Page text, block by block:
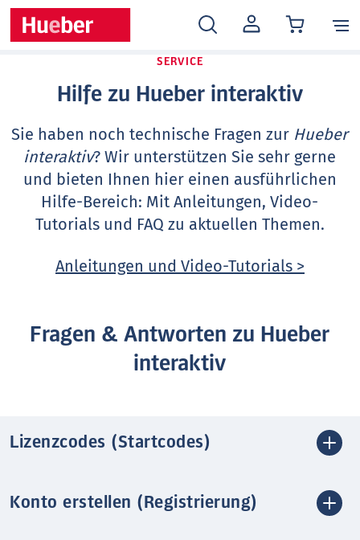
MEIN
KONTO
SERVICE
Hilfe zu Hueber interaktiv
Sie haben noch technische Fragen zur Hueber
interaktiv? Wir unterstützen Sie sehr gerne
und bieten Ihnen hier einen ausführlichen
Hilfe-Bereich: Mit Anleitungen, Video-
Tutorials und FAQ zu aktuellen Themen.
Anleitungen und Video-Tutorials >
Fragen & Antworten zu Hueber
interaktiv
Lizenzcodes (Startcodes)
Konto erstellen (Registrierung)